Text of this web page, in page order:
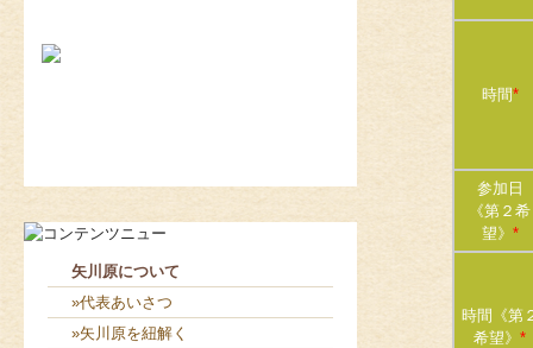
時間*
参加日
《第２希
望》 *
時間《第
希望》 *
矢川原について
»代表あいさつ
»矢川原を紐解く